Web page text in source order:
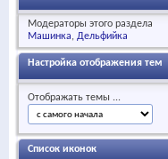
Модераторы этого раздела
Машинка Дельфийка
Настройка отображения тем
Отображать темы ...
Список иконок